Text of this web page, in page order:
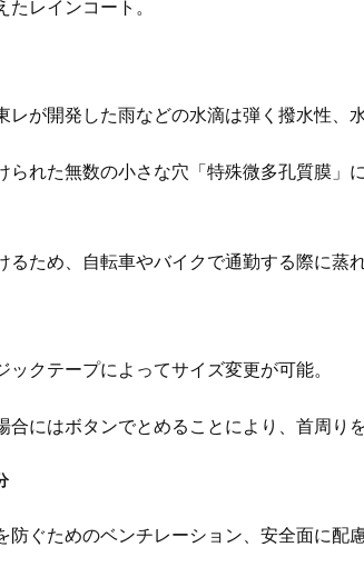
レインコート。
レが開発した雨などの水滴は弾く撥水性、
られた無数の小さな穴「特殊微多孔質膜
るため、自転車やバイクで通勤する際に蒸
ックテープによってサイズ変更が可能。
合にはボタンでとめることにより、首周り
防ぐためのベンチレーション、安全面に配